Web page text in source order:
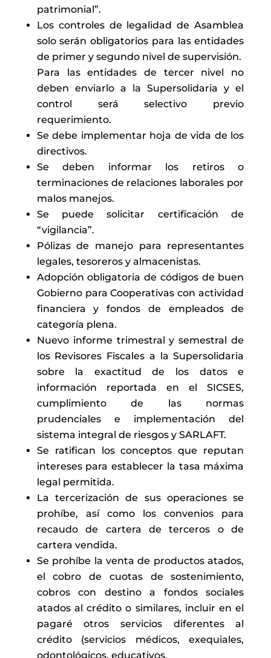
patrimonial”.
Los controles de legalidad de Asamblea
solo serán obligatorios para las entidades
de primer y segundo nivel de supervisión.
Para las entidades de tercer nivel no
deben enviarlo a la Supersolidaria y el
control será selectivo previo
requerimiento.
Se debe implementar hoja de vida de los
directivos.
Se deben informar los retiros o
terminaciones de relaciones laborales por
malos manejos.
Se puede solicitar certificación de
“vigilancia”.
Pólizas de manejo para representantes
legales, tesoreros y almacenistas.
Adopción obligatoria de códigos de buen
Gobierno para Cooperativas con actividad
financiera y fondos de empleados de
categoría plena.
Nuevo informe trimestral y semestral de
los Revisores Fiscales a la Supersolidaria
sobre la exactitud de los datos e
información reportada en el SICSES,
cumplimiento de las normas
prudenciales e implementación del
sistema integral de riesgos y SARLAFT.
Se ratifican los conceptos que reputan
intereses para establecer la tasa máxima
legal permitida.
La tercerización de sus operaciones se
prohíbe, así como los convenios para
recaudo de cartera de terceros o de
cartera vendida.
Se prohíbe la venta de productos atados,
el cobro de cuotas de sostenimiento,
cobros con destino a fondos sociales
atados al crédito o similares, incluir en el
pagaré otros servicios diferentes al
crédito (servicios médicos, exequiales,
odontológicos, educativos.